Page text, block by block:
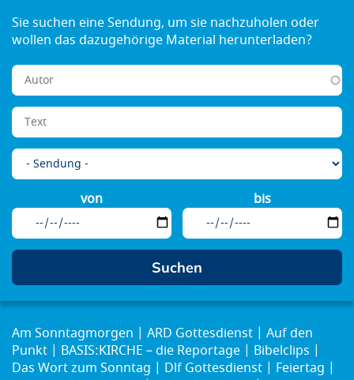
von bis
Am Sonntagmorgen ARD Gottesdienst
Auf den
Punkt
BASIS:KIRCHE – die Reportage
Bibelclips
Das Wort zum Sonntag
Dlf Gottesdienst
Feiertag